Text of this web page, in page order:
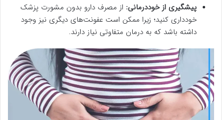
پیشگیری از خوددرمانی: از مصرف دارو بدون مشورت پزشک
خودداری کنید؛ زیرا ممکن است عفونت‌های دیگری نیز وجود
داشته باشد که به درمان متفاوتی نیاز دارند.